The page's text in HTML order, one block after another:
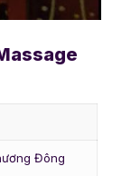
Đông